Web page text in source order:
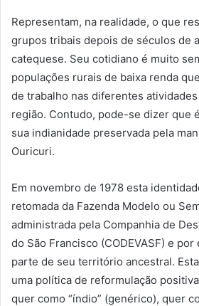
Representam, na realidade, o que
grupos tribais depois de séculos de
catequese. Seu cotidiano é muito
populações rurais de baixa renda
de trabalho nas diferentes
região. Contudo, pode-se dizer que
sua indianidade preservada pela
Ouricuri.
Em novembro de 1978 esta
retomada da Fazenda Modelo ou
administrada pela Companhia de
do São Francisco (CODEVASF) e
parte de seu território ancestral.
uma política de reformulação
quer como “índio” (genérico), quer